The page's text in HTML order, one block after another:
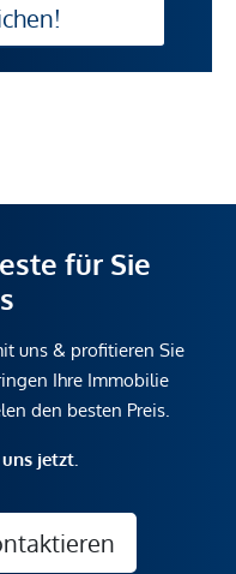
für Sie
uns & profitieren Sie
Ihre Immobilie
den besten Preis.
jetzt.